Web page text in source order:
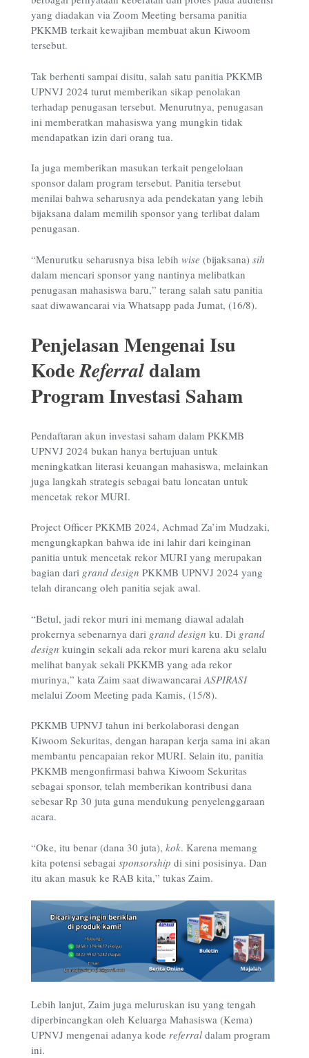
yang diadakan via Zoom Meeting bersama panitia
PKKMB terkait kewajiban membuat akun Kiwoom
tersebut.
Tak berhenti sampai disitu, salah satu panitia PKKMB
UPNVJ 2024 turut memberikan sikap penolakan
terhadap penugasan tersebut. Menurutnya, penugasan
ini memberatkan mahasiswa yang mungkin tidak
mendapatkan izin dari orang tua.
Ia juga memberikan masukan terkait pengelolaan
sponsor dalam program tersebut. Panitia tersebut
menilai bahwa seharusnya ada pendekatan yang lebih
bijaksana dalam memilih sponsor yang terlibat dalam
penugasan.
“Menurutku seharusnya bisa lebih wise (bijaksana) sih
dalam mencari sponsor yang nantinya melibatkan
penugasan mahasiswa baru,” terang salah satu panitia
saat diwawancarai via Whatsapp pada Jumat, (16/8).
Penjelasan Mengenai Isu
KodeReferraldalam
Program Investasi Saham
Pendaftaran akun investasi saham dalam PKKMB
UPNVJ 2024 bukan hanya bertujuan untuk
meningkatkan literasi keuangan mahasiswa, melainkan
juga langkah strategis sebagai batu loncatan untuk
mencetak rekor MURI.
Project Officer PKKMB 2024, Achmad Za’im Mudzaki,
mengungkapkan bahwa ide ini lahir dari keinginan
panitia untuk mencetak rekor MURI yang merupakan
bagian dari grand design PKKMB UPNVJ 2024 yang
telah dirancang oleh panitia sejak awal.
“Betul, jadi rekor muri ini memang diawal adalah
prokernya sebenarnya dari grand design ku. Di grand
design kuingin sekali ada rekor muri karena aku selalu
melihat banyak sekali PKKMB yang ada rekor
murinya,” kata Zaim saat diwawancarai ASPIRASI
melalui Zoom Meeting pada Kamis, (15/8).
PKKMB UPNVJ tahun ini berkolaborasi dengan
Kiwoom Sekuritas, dengan harapan kerja sama ini akan
membantu pencapaian rekor MURI. Selain itu, panitia
PKKMB mengonfirmasi bahwa Kiwoom Sekuritas
sebagai sponsor, telah memberikan kontribusi dana
sebesar Rp 30 juta guna mendukung penyelenggaraan
acara.
“Oke, itu benar (dana 30 juta), kok. Karena memang
kita potensi sebagai sponsorship di sini posisinya. Dan
itu akan masuk ke RAB kita,” tukas Zaim.
Lebih lanjut, Zaim juga meluruskan isu yang tengah
diperbincangkan oleh Keluarga Mahasiswa (Kema)
UPNVJ mengenai adanya kode referral dalam program
ini.